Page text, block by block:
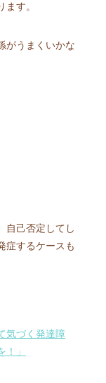
す。
がうまくいかな
自己否定してし
症するケースも
気づく発達障
」